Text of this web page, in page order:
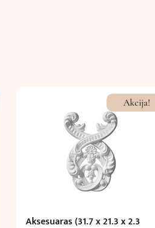
Akcija!
Aksesuaras (31.7 x 21.3 x 2.3